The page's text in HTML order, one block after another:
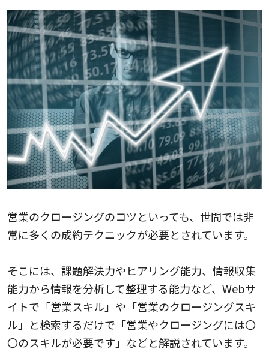
営業のクロージングのコツといっても、世間では非
常に多くの成約テクニックが必要とされています。
そこには、課題解決力やヒアリング能力、情報収集
能力から情報を分析して整理する能力など、Webサ
イトで「営業スキル」や「営業のクロージングスキ
ル」と検索するだけで「営業やクロージングには〇
〇のスキルが必要です」などと解説されています。